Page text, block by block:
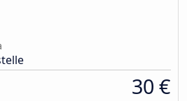
30 €